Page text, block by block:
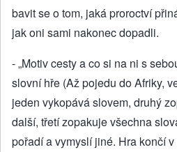
bavit se o tom, jaká proroctví
jak oni sami nakonec dopadli.
- „Motiv cesty a co si na ni s
slovní hře (Až pojedu do Afriky,
jeden vykopává slovem, druhý
další, třetí zopakuje všechna
pořadí a vymyslí jiné. Hra končí